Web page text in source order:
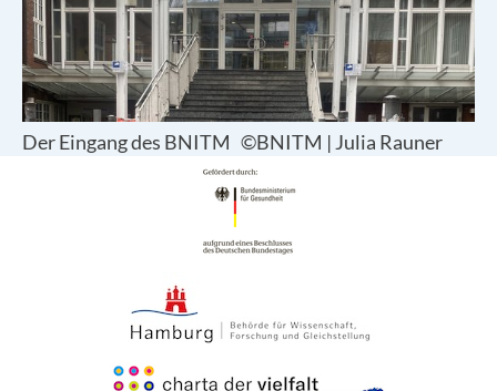
Der Eingang des BNITM ©BNITM | Julia Rauner